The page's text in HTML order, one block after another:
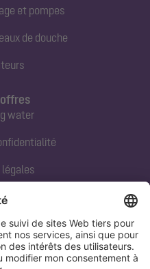
et pompes
de douche
65 76 00
water